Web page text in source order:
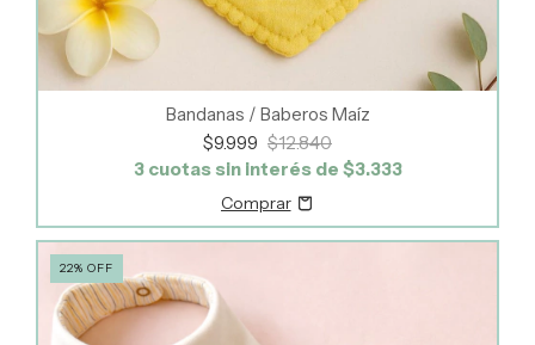
Bandanas / Baberos Maíz
$9.999 $12.840
3 cuotas sin interés de $3.333
22% OFF